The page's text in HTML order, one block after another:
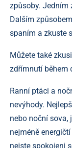
způsoby. Jedním
Dalším
spaním a zkuste
Můžete také
zdřímnutí během
Ranní ptáci a
nevýhody.
nebo noční sova,
nejméně
nejste spokojeni